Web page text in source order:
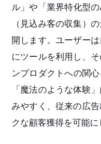
ル」や「業界特化型
（見込み客の収集）
開します。ユーザー
にツールを利用し、
ンプロダクトへの関
「魔法のような体験
みやすく、従来の広
クな顧客獲得を可能に